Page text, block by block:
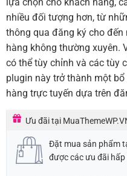
lựa chọn cho khách hàng,
nhiều đối tượng hơn, từ
thông qua đăng ký cho
hàng không thường xuyên.
có thể tùy chỉnh và các tùy
plugin này trở thành một
hàng trực tuyến dựa trên
Ưu đãi tại
Đặt mua sản phẩm
được các ưu đãi